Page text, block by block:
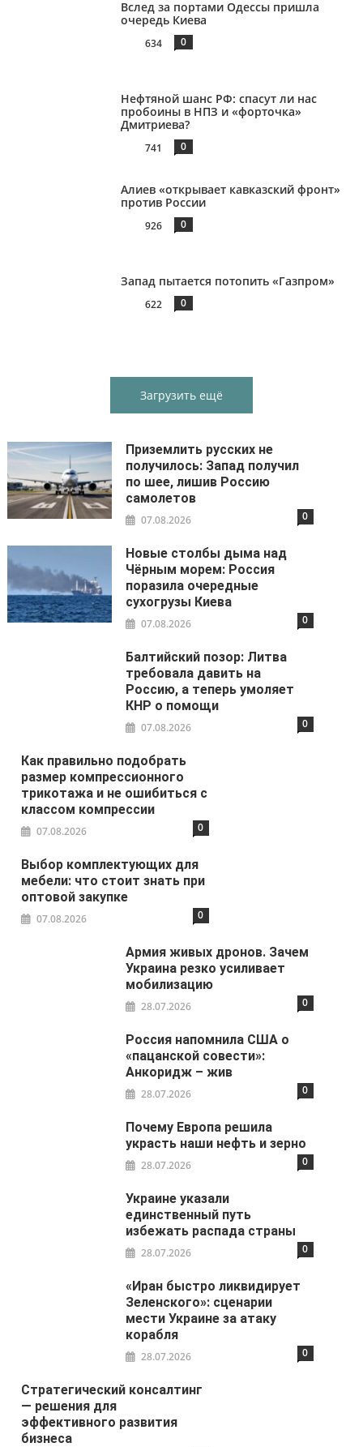
Вслед за портами Одессы пришла
очередь Киева
634 0
Нефтяной шанс РФ: спасут ли нас
пробоины в НПЗ и «форточка»
Дмитриева?
741 0
Алиев «открывает кавказский фронт»
против России
926 0
Запад пытается потопить «Газпром»
622 0
Загрузить ещё
Приземлить русских не
получилось: Запад получил
по шее, лишив Россию
самолетов
07.08.2026 0
Новые столбы дыма над
Чёрным морем: Россия
поразила очередные
сухогрузы Киева
07.08.2026 0
Балтийский позор: Литва
требовала давить на
Россию, а теперь умоляет
КНР о помощи
07.08.2026 0
Как правильно подобрать
размер компрессионного
трикотажа и не ошибиться с
классом компрессии
07.08.2026 0
Выбор комплектующих для
мебели: что стоит знать при
оптовой закупке
07.08.2026 0
Армия живых дронов. Зачем
Украина резко усиливает
мобилизацию
28.07.2026 0
Россия напомнила США о
«пацанской совести»:
Анкоридж – жив
28.07.2026 0
Почему Европа решила
украсть наши нефть и зерно
28.07.2026 0
Украине указали
единственный путь
избежать распада страны
28.07.2026 0
«Иран быстро ликвидирует
Зеленского»: сценарии
мести Украине за атаку
корабля
28.07.2026 0
Стратегический консалтинг
— решения для
эффективного развития
бизнеса